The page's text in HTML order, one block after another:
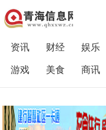
资讯 财经 娱乐
游戏
美食 商讯